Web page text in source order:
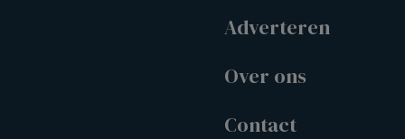
Adverteren
Over ons
Contact